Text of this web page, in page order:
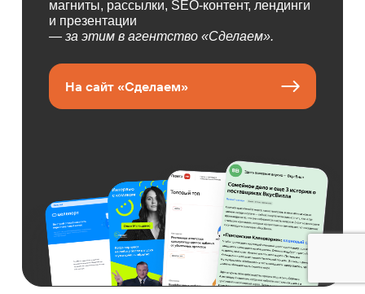
магниты, рассылки, SEO-контент, лендинги
и презентации
— за этим в агентство «Сделаем».
На сайт «Сделаем»